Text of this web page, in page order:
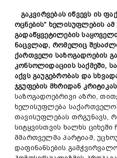
გაკვირვებას იწვევს ის
ოცნების“ ხელისუფლების
გადაწყვეტილების
ნაცვლად, რომელიც
ქართველი საზოგადოების
კონსოლიდაციის საქმეში,
აქვს გაუგებრობას და
ჯგუფების მხრიდან
საზოგადოებრივი აზრი,
ხელისუფლება
თავისუფლებას თრგუნავს,
სიტყვისთვის ხალხს ციხეში
მმართველმა პარტიამ,
დაფინანსების